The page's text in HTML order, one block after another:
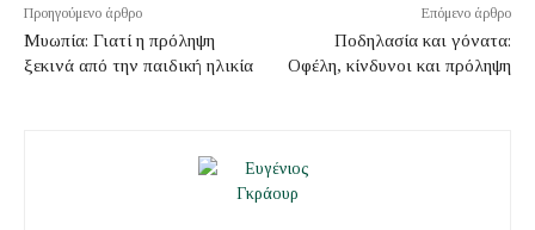
Προηγούμενο άρθρο
Μυωπία: Γιατί η πρόληψη
ξεκινά από την παιδική ηλικία
Επόμενο άρθρο
Ποδηλασία και γόνατα:
Οφέλη, κίνδυνοι και πρόληψη